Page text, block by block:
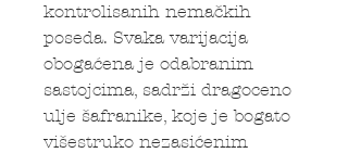
kontrolisanih nemačkih
poseda. Svaka varijacija
obogaćena je odabranim
sastojcima, sadrži dragoceno
ulje šafranike, koje je bogato
višestruko nezasićenim